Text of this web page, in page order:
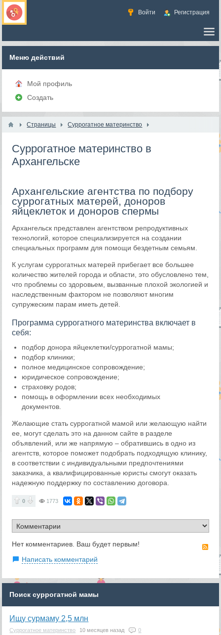
Войти Регистрация
Меню действий
Мой профиль
Создать
Страницы Суррогатное материнство
Суррогатное материнство в
Архангельске
Архангельские агентства по подбору
суррогатных матерей, доноров
яйцеклеток и доноров спермы
Архангельск представлен агентством репродуктивных
технологий, которое специализируется на создании
специальных программ для помощи бездетным семьям.
К услугам суррогатных матерей прибегает все большее
количество жителей города и области, это обусловлено тем,
что проблемы со здоровьем, вызванные плохой экологией и
наследственным фактором не позволяют многим
супружеским парам иметь детей.
Программа суррогатного материнства включает в
себя:
подбор донора яйцеклетки/суррогатной мамы;
подбор клиники;
полное медицинское сопровождение;
юридическое сопровождение;
страховку родов;
помощь в оформлении всех необходимых
документов.
Желающие стать суррогатной мамой или желающую найти
ее, могут сделать это на данном сайте в разделе
объявлений, или же напрямую – обратившись в одно из
агентств, которое поможет подобрать подходящую клинику,
в соответствии с индивидуальными предпочтениями
заказчика, а квалифицированные юристы смогут оказать
надежную поддержку по составлению договора.
0 1773
Нет комментариев. Ваш будет первым!
Написать комментарий
Поиск суррогатной мамы
Ищу сурмаму 2,5 млн
Суррогатное материнство 10 месяцев назад 0